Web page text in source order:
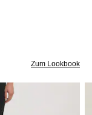
Zum Lookbook